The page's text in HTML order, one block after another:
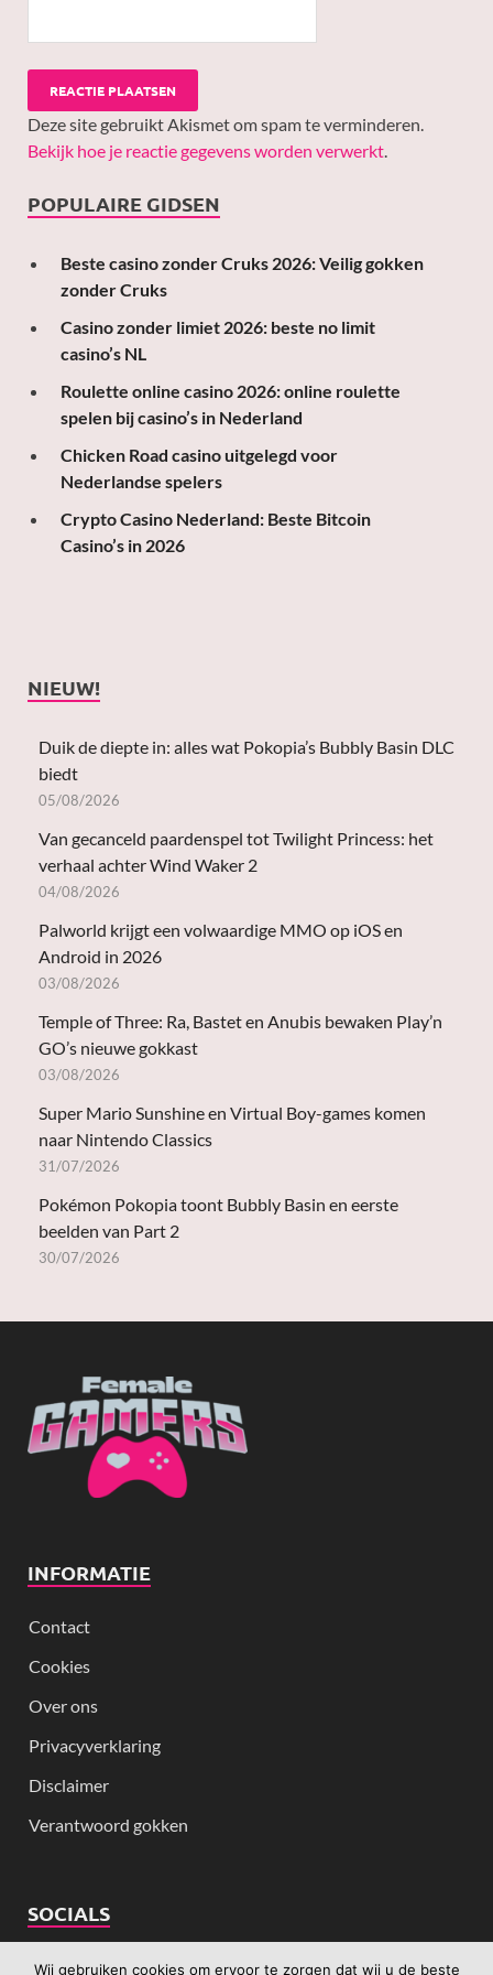
Deze site gebruikt Akismet om spam te verminderen.
Bekijk hoe je reactie gegevens worden verwerkt.
POPULAIRE GIDSEN
Beste casino zonder Cruks 2026: Veilig gokken
zonder Cruks
Casino zonder limiet 2026: beste no limit
casino’s NL
Roulette online casino 2026: online roulette
spelen bij casino’s in Nederland
Chicken Road casino uitgelegd voor
Nederlandse spelers
Crypto Casino Nederland: Beste Bitcoin
Casino’s in 2026
NIEUW!
Duik de diepte in: alles wat Pokopia’s Bubbly Basin DLC
biedt
05/08/2026
Van gecanceld paardenspel tot Twilight Princess: het
verhaal achter Wind Waker 2
04/08/2026
Palworld krijgt een volwaardige MMO op iOS en
Android in 2026
03/08/2026
Temple of Three: Ra, Bastet en Anubis bewaken Play’n
GO’s nieuwe gokkast
03/08/2026
Super Mario Sunshine en Virtual Boy-games komen
naar Nintendo Classics
31/07/2026
Pokémon Pokopia toont Bubbly Basin en eerste
beelden van Part 2
30/07/2026
INFORMATIE
Contact
Cookies
Over ons
Privacyverklaring
Disclaimer
Verantwoord gokken
SOCIALS
Wij gebruiken cookies om ervoor te zorgen dat wij u de beste